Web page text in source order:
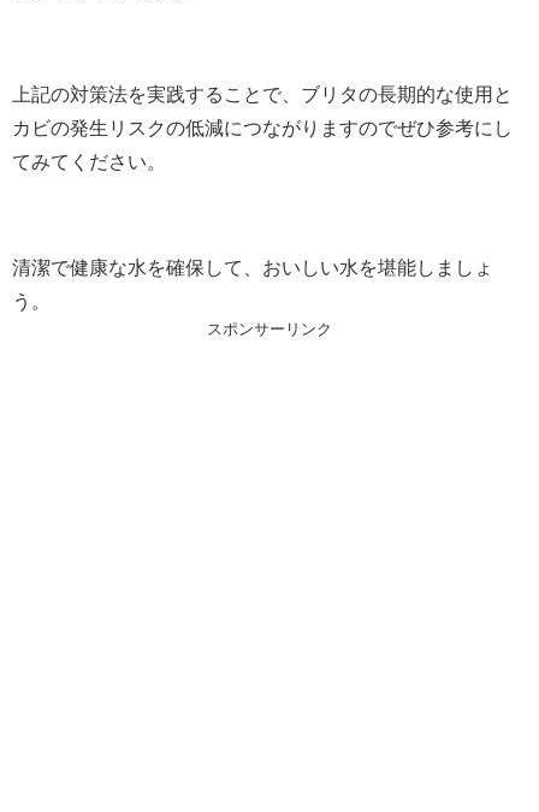
上記の対策法を実践することで、ブリタの長期的な使用と
カビの発生リスクの低減につながりますのでぜひ参考にし
てみてください。
清潔で健康な水を確保して、おいしい水を堪能しましょ
う。
スポンサーリンク